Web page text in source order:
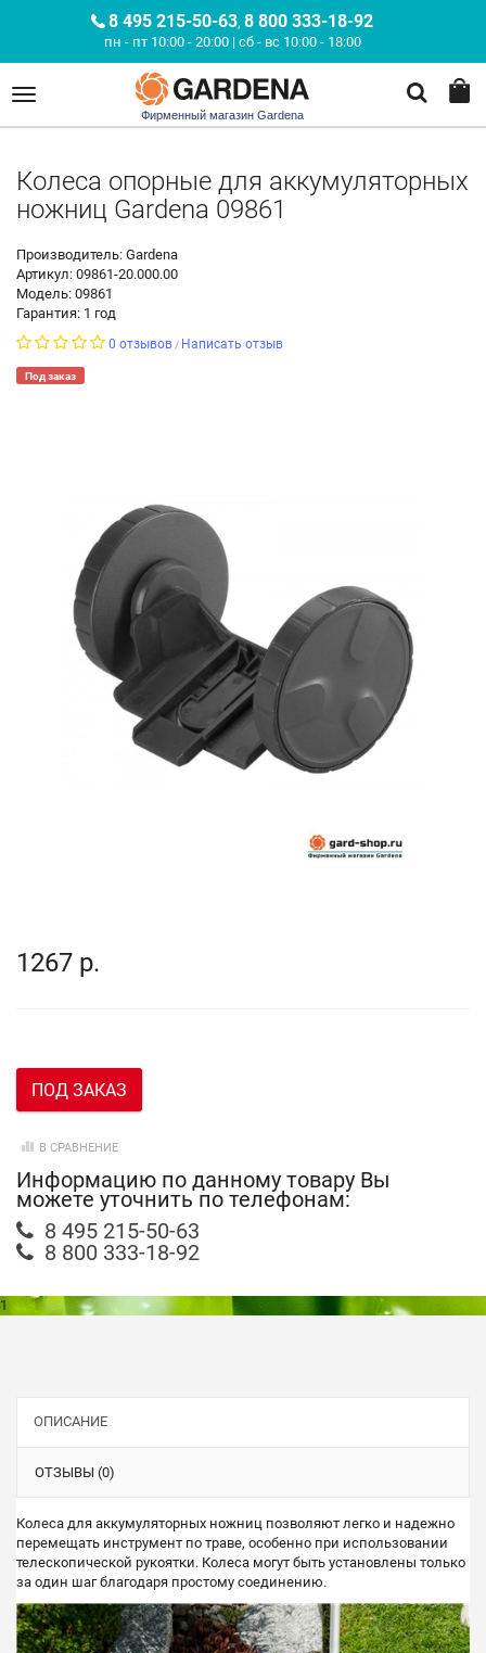
8 495 215-50-63, 8 800 333-18-92
пн - пт 10:00 - 20:00 | сб - вс 10:00 - 18:00
Фирменный магазин Gardena
Колеса опорные для аккумуляторных
ножниц Gardena 09861
Производитель: Gardena
Артикул: 09861-20.000.00
Модель: 09861
Гарантия: 1 год
0 отзывов / Написать отзыв
Под заказ
1267 р.
ПОД ЗАКАЗ
В СРАВНЕНИЕ
Информацию по данному товару Вы
можете уточнить по телефонам:
8 495 215-50-63
8 800 333-18-92
1
ОПИСАНИЕ
ОТЗЫВЫ (0)
Колеса для аккумуляторных ножниц позволяют легко и надежно
перемещать инструмент по траве, особенно при использовании
телескопической рукоятки. Колеса могут быть установлены только
за один шаг благодаря простому соединению.